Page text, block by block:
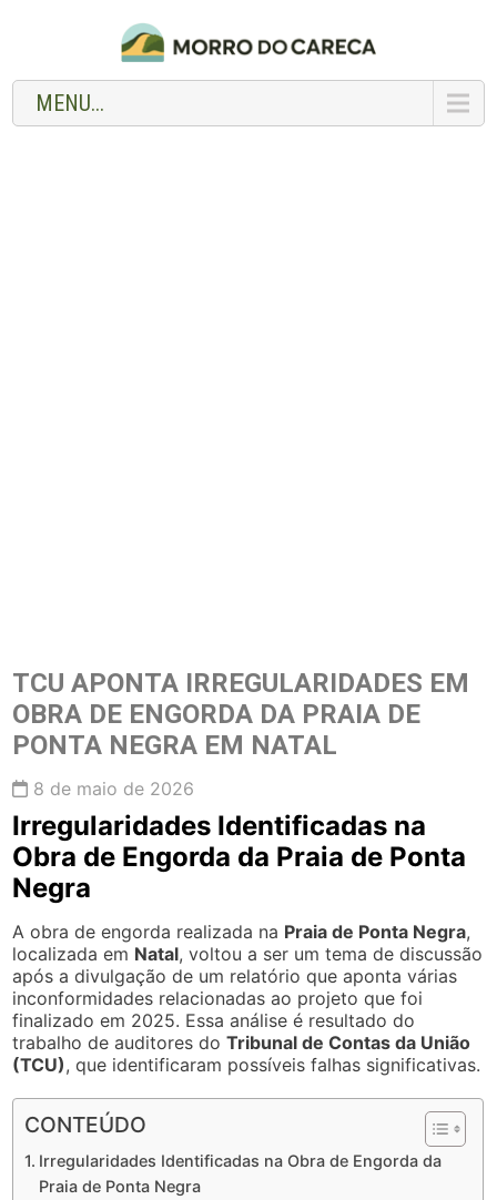
MENU...
TCU APONTA IRREGULARIDADES EM
OBRA DE ENGORDA DA PRAIA DE
PONTA NEGRA EM NATAL
8 de maio de 2026
Irregularidades Identificadas na
Obra de Engorda da Praia de Ponta
Negra
A obra de engorda realizada na Praia de Ponta Negra,
localizada em Natal, voltou a ser um tema de discussão
após a divulgação de um relatório que aponta várias
inconformidades relacionadas ao projeto que foi
finalizado em 2025. Essa análise é resultado do
trabalho de auditores doTribunal de Contas da União
(TCU), que identificaram possíveis falhas significativas.
CONTEÚDO
Irregularidades Identificadas na Obra de Engorda da
Praia de Ponta Negra